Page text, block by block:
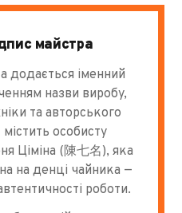
майстра
додається іменний
назви виробу,
та авторського
особисту
Ціміна (陳七名), яка
на денці чайника —
роботи.